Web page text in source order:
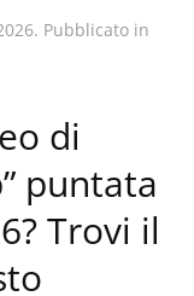
. Pubblicato in
di
puntata
Trovi il